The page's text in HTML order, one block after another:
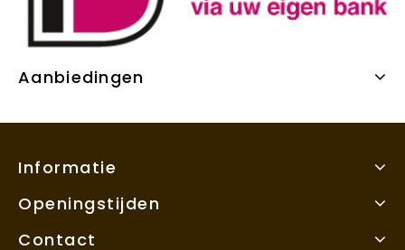
Aanbiedingen
Informatie
Openingstijden
Contact